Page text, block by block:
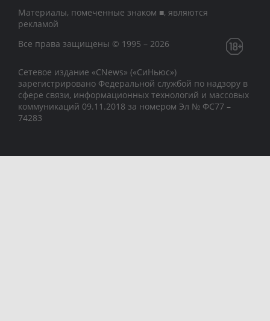
Материалы, помеченные знаком ■, являются
рекламой
Все права защищены © 1995 – 2026
Сетевое издание «CNews» («СиНьюс»)
зарегистрировано Федеральной службой по надзору в
сфере связи, информационных технологий и массовых
коммуникаций 09.11.2018 за номером Эл № ФС77 –
74283